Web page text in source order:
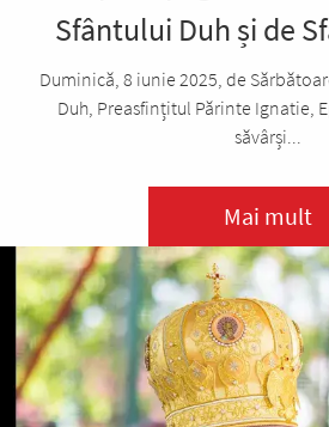
Sfântului Duh și de
Duminică, 8 iunie 2025, de
Duh, Preasfințitul Părinte Ignatie,
săvârși...
Mai mult